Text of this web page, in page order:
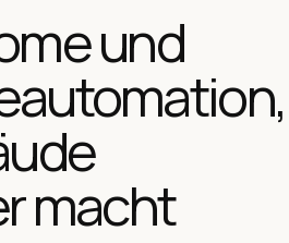
und
macht